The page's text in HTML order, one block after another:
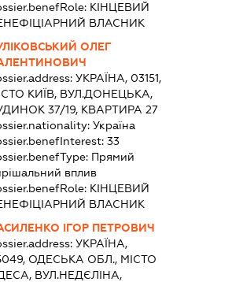
КІНЦЕВИЙ
ВЛАСНИК
ОЛЕГ
УКРАЇНА, 03151,
КИЇВ, ВУЛ.ДОНЕЦЬКА,
37/19, КВАРТИРА 27
Україна
33
Прямий
вплив
КІНЦЕВИЙ
ВЛАСНИК
ІГОР ПЕТРОВИЧ
УКРАЇНА,
ОДЕСЬКА ОБЛ., МІСТО
ВУЛ.НЕДЄЛІНА,